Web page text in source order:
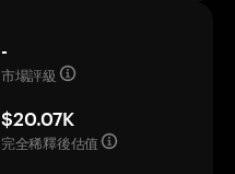
-
市場評級
$20.07K
完全稀釋後估值